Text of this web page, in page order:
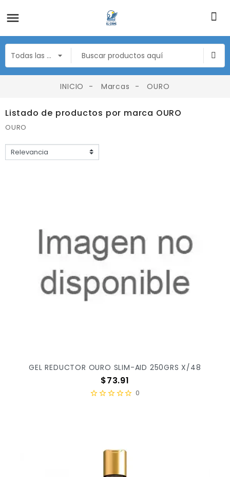
INICIO Marcas OURO
Listado de productos por marca OURO
OURO
GEL REDUCTOR OURO SLIM-AID 250GRS X/48
Precio
$73.91
0